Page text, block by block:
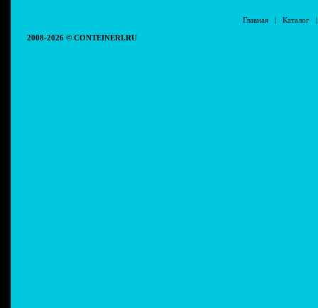
Главная| Каталог
2008-2026 © CONTEINERI.RU